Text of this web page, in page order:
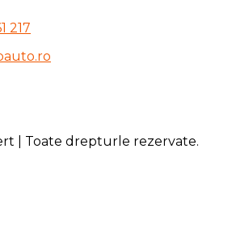
217
| Toate drepturle rezervate.